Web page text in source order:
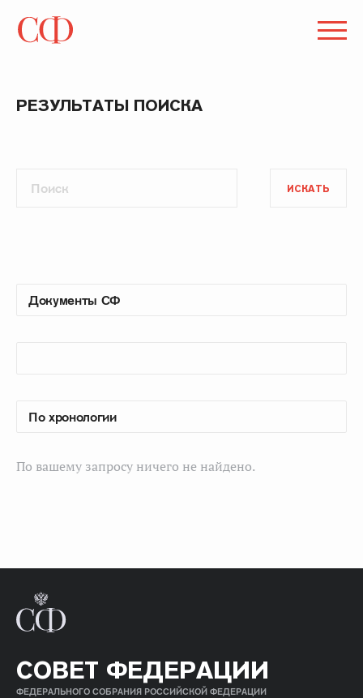
РЕЗУЛЬТАТЫ ПОИСКА
ИСКАТЬ
По вашему запросу ничего не найдено.
СОВЕТ ФЕДЕРАЦИИ
ФЕДЕРАЛЬНОГО СОБРАНИЯ РОССИЙСКОЙ ФЕДЕРАЦИИ